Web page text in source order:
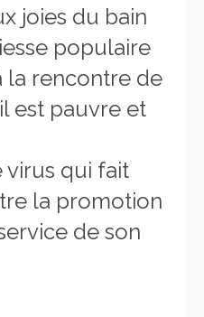
joies du bain
populaire
la rencontre de
est pauvre et
virus qui fait
la promotion
de son